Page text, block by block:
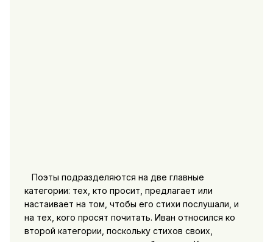
Поэты подразделяются на две главные
категории: тех, кто просит, предлагает или
настаивает на том, чтобы его стихи послушали, и
на тех, кого просят почитать. Иван относился ко
второй категории, поскольку стихов своих,